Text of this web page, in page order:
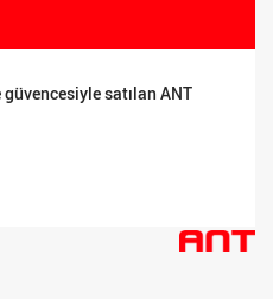
satılan ANT